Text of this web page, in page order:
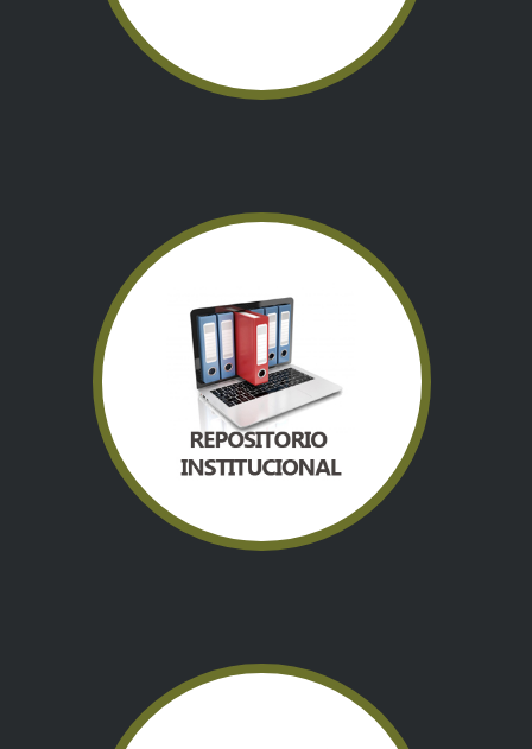
REPOSITORIO INSTITUCIONAL
En este portal tendrás acceso a la información sobre los
resultados disponibles para la comunidad, vinculados a las
tareas de investigación, docencia e innovación que se llevan
a cabo en el Centro de Investigación Científica de Yucatán,
Visitar sitio web
TRANSPARENCIA
En este espacio encontrarás información que propicia la